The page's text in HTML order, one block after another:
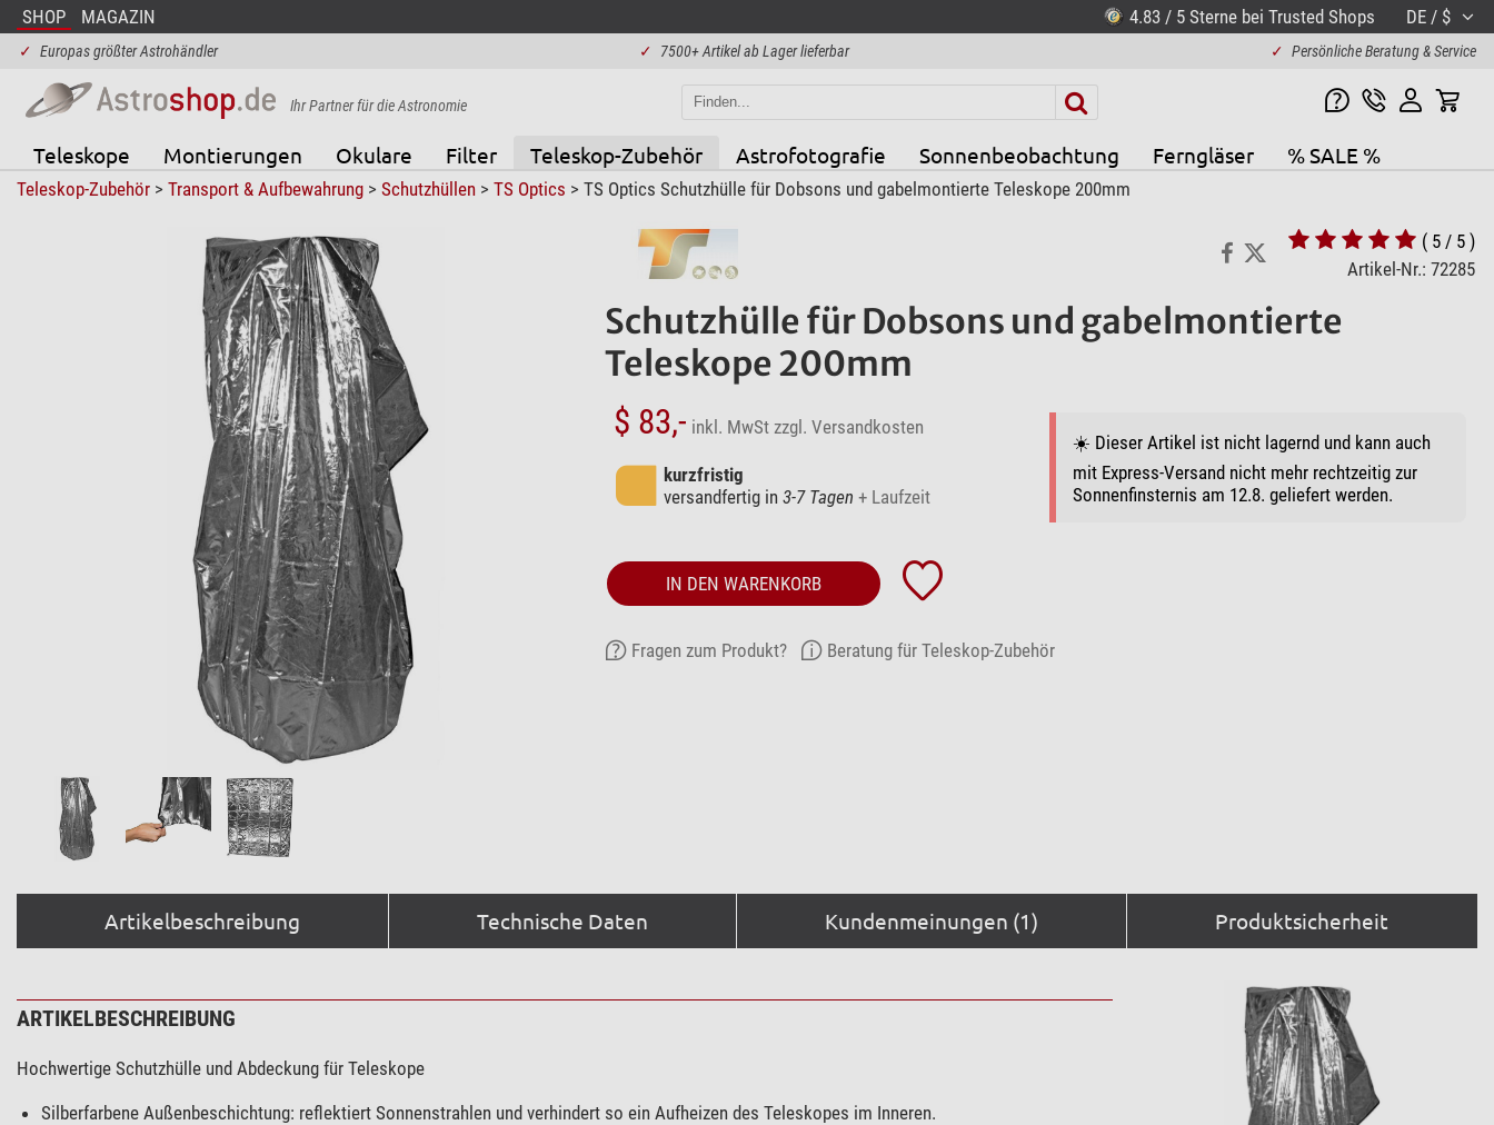
SHOP MAGAZIN 4.83 / 5 Sterne bei Trusted Shops DE / $
✓ Europas größter Astrohändler ✓ 7500+ Artikel ab Lager lieferbar ✓ Persönliche Beratung & Service
Ihr Partner für die Astronomie
Teleskope Montierungen Okulare Filter Teleskop-Zubehör Astrofotografie Sonnenbeobachtung Ferngläser % SALE %
Teleskop-Zubehör> Transport & Aufbewahrung> Schutzhüllen> TS Optics > TS Optics Schutzhülle für Dobsons und gabelmontierte Teleskope 200mm
( 5 / 5 )
Artikel-Nr.: 72285
Schutzhülle für Dobsons und gabelmontierte
Teleskope 200mm
$ 83,- inkl. MwSt zzgl. Versandkosten
kurzfristig
versandfertig in 3-7 Tagen + Laufzeit
☀️ Dieser Artikel ist nicht lagernd und kann auch
mit Express-Versand nicht mehr rechtzeitig zur
Sonnenfinsternis am 12.8. geliefert werden.
IN DEN WARENKORB
Fragen zum Produkt? Beratung für Teleskop-Zubehör
Artikelbeschreibung Technische Daten Kundenmeinungen (1) Produktsicherheit
ARTIKELBESCHREIBUNG
Hochwertige Schutzhülle und Abdeckung für Teleskope
Silberfarbene Außenbeschichtung: reflektiert Sonnenstrahlen und verhindert so ein Aufheizen des Teleskopes im Inneren.